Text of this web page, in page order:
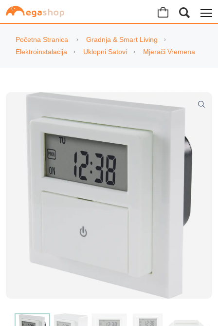
Početna Stranica
Gradnja & Smart Living
Elektroinstalacija
Uklopni Satovi Mjerači Vremena